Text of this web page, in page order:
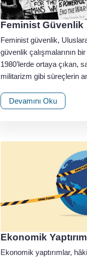
Feminist Güvenlik
Feminist güvenlik,
güvenlik çalışmalarının
1980’lerde ortaya çıkan,
militarizm gibi süreçlerin
Devamını Oku
Ekonomik
Ekonomik yaptırımlar,